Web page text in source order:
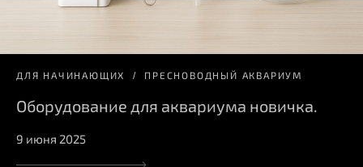
ДЛЯ НАЧИНАЮЩИХ ПРЕСНОВОДНЫЙ АКВАРИУМ
Оборудование для аквариума новичка.
9 июня 2025